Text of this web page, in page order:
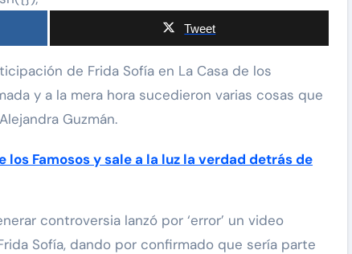
Tweet
y a la mera hora sucedieron varias cosas que
Guzmán.
los Famosos y sale a la luz la verdad detrás de
controversia lanzó por ‘error’ un video
Sofía, dando por confirmado que sería parte